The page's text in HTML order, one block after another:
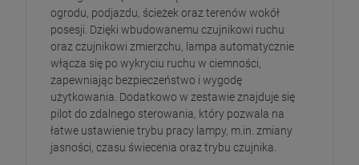
ogrodu, podjazdu, ścieżek oraz terenów wokół
posesji. Dzięki wbudowanemu czujnikowi ruchu
oraz czujnikowi zmierzchu, lampa automatycznie
włącza się po wykryciu ruchu w ciemności,
zapewniając bezpieczeństwo i wygodę
użytkowania. Dodatkowo w zestawie znajduje się
pilot do zdalnego sterowania, który pozwala na
łatwe ustawienie trybu pracy lampy, m.in. zmiany
jasności, czasu świecenia oraz trybu czujnika.